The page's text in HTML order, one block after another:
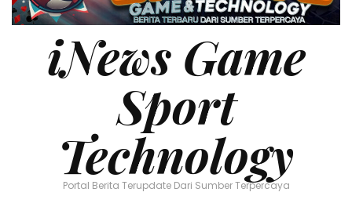
iNews Game
Sport
Technology
Portal Berita Terupdate Dari Sumber Terpercaya